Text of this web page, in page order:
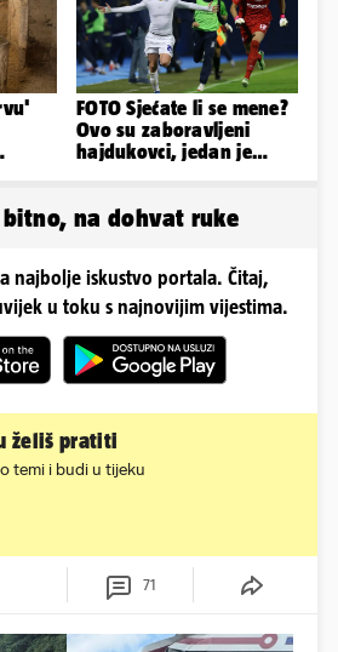
FOTO Sjećate li se mene?
Ovo su zaboravljeni
hajdukovci, jedan je
bitno, na dohvat ruke
najbolje iskustvo portala. Čitaj,
u toku s najnovijim vijestima.
želiš pratiti
temi i budi u tijeku
71